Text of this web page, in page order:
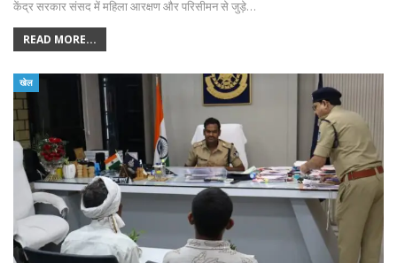
केंद्र सरकार संसद में महिला आरक्षण और परिसीमन से जुड़े…
READ MORE...
खेल